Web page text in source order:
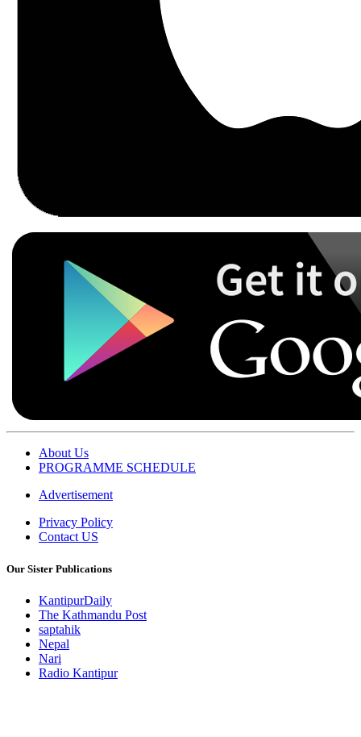
About Us
PROGRAMME SCHEDULE
Advertisement
Privacy Policy
Contact US
Our Sister Publications
KantipurDaily
The Kathmandu Post
saptahik
Nepal
Nari
Radio Kantipur